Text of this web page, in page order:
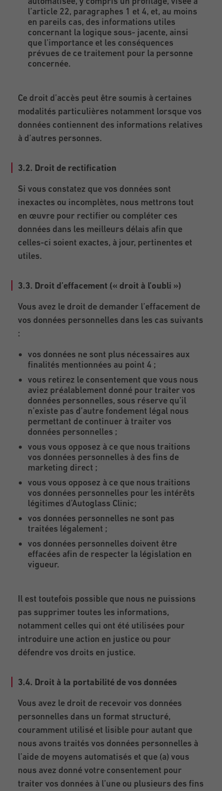
l’article 22, paragraphes 1 et 4, et, au moins
en pareils cas, des informations utiles
concernant la logique sous- jacente, ainsi
que l’importance et les conséquences
prévues de ce traitement pour la personne
concernée.
Ce droit d’accès peut être soumis à certaines
modalités particulières notamment lorsque vos
données contiennent des informations relatives
à d’autres personnes.
3.2. Droit de rectification
Si vous constatez que vos données sont
inexactes ou incomplètes, nous mettrons tout
en œuvre pour rectifier ou compléter ces
données dans les meilleurs délais afin que
celles-ci soient exactes, à jour, pertinentes et
utiles.
3.3. Droit d’effacement (« droit à l’oubli »)
Vous avez le droit de demander l’effacement de
vos données personnelles dans les cas suivants
:
vos données ne sont plus nécessaires aux
finalités mentionnées au point 4 ;
vous retirez le consentement que vous nous
aviez préalablement donné pour traiter vos
données personnelles, sous réserve qu’il
n’existe pas d’autre fondement légal nous
permettant de continuer à traiter vos
données personnelles ;
vous vous opposez à ce que nous traitions
vos données personnelles à des fins de
marketing direct ;
vous vous opposez à ce que nous traitions
vos données personnelles pour les intérêts
légitimes d’Autoglass Clinic;
vos données personnelles ne sont pas
traitées légalement ;
vos données personnelles doivent être
effacées afin de respecter la législation en
vigueur.
Il est toutefois possible que nous ne puissions
pas supprimer toutes les informations,
notamment celles qui ont été utilisées pour
introduire une action en justice ou pour
défendre vos droits en justice.
3.4. Droit à la portabilité de vos données
Vous avez le droit de recevoir vos données
personnelles dans un format structuré,
couramment utilisé et lisible pour autant que
nous avons traités vos données personnelles à
l’aide de moyens automatisés et que (a) vous
nous avez donné votre consentement pour
traiter vos données à l’une ou plusieurs des fins